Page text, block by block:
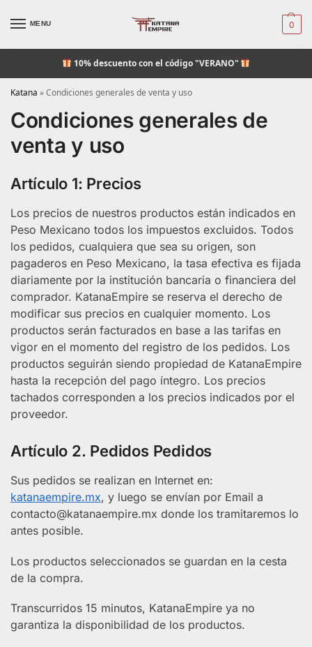
MENU 0
10% descuentocon el código "VERANO"
Katana »Condiciones generales de venta y uso
Condiciones generales de
venta y uso
Artículo 1: Precios
Los precios de nuestros productos están indicados en
Peso Mexicano todos los impuestos excluidos. Todos
los pedidos, cualquiera que sea su origen, son
pagaderos en Peso Mexicano, la tasa efectiva es fijada
diariamente por la institución bancaria o financiera del
comprador. KatanaEmpire se reserva el derecho de
modificar sus precios en cualquier momento. Los
productos serán facturados en base a las tarifas en
vigor en el momento del registro de los pedidos. Los
productos seguirán siendo propiedad de KatanaEmpire
hasta la recepción del pago íntegro. Los precios
tachados corresponden a los precios indicados por el
proveedor.
Artículo 2. Pedidos Pedidos
Sus pedidos se realizan en Internet en:
katanaempire.mx, y luego se envían por Email a
contacto@katanaempire.mx donde los tramitaremos lo
antes posible.
Los productos seleccionados se guardan en la cesta
de la compra.
Transcurridos 15 minutos, KatanaEmpire ya no
garantiza la disponibilidad de los productos.